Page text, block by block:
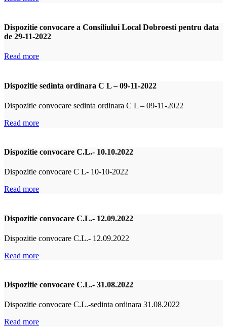
Dispozitie convocare a Consiliului Local Dobroesti pentru data
de 29-11-2022
Read more
Dispozitie sedinta ordinara C L – 09-11-2022
Dispozitie convocare sedinta ordinara C L – 09-11-2022
Read more
Dispozitie convocare C.L.- 10.10.2022
Dispozitie convocare C L- 10-10-2022
Read more
Dispozitie convocare C.L.- 12.09.2022
Dispozitie convocare C.L.- 12.09.2022
Read more
Dispozitie convocare C.L.- 31.08.2022
Dispozitie convocare C.L.-sedinta ordinara 31.08.2022
Read more